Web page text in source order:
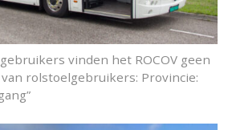
vinden het ROCOV geen
rolstoelgebruikers: Provincie: